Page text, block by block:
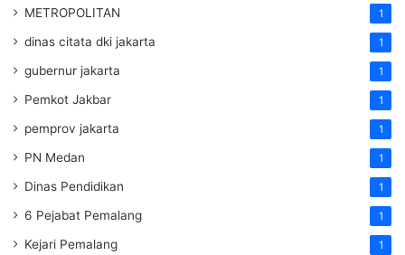
METROPOLITAN 1
dinas citata dki jakarta 1
gubernur jakarta 1
Pemkot Jakbar 1
pemprov jakarta 1
PN Medan 1
Dinas Pendidikan 1
6 Pejabat Pemalang 1
Kejari Pemalang 1